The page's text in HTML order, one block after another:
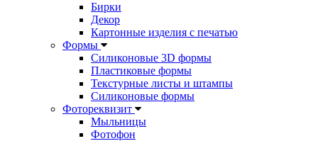
Бирки
Декор
Картонные изделия с печатью
Формы
Силиконовые 3D формы
Пластиковые формы
Текстурные листы и штампы
Силиконовые формы
Фотореквизит
Мыльницы
Фотофон